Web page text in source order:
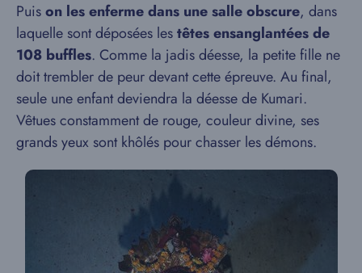
Puison les enferme dans une salle obscure, dans
laquelle sont déposées lestêtes ensanglantées de
108 buffles. Comme la jadis déesse, la petite fille ne
doit trembler de peur devant cette épreuve. Au final,
seule une enfant deviendra la déesse de Kumari.
Vêtues constamment de rouge, couleur divine, ses
grands yeux sont khôlés pour chasser les démons.